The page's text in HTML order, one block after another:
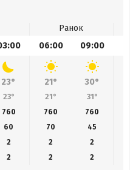
Ранок
06:00 09:00
23° 21° 30°
23° 21° 31°
760 760 760
60 70 45
2 2
2
2 2 2